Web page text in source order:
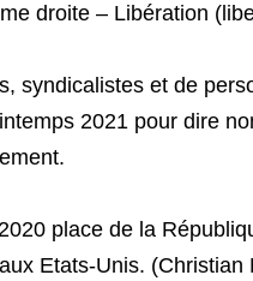
droite – Libération
syndicalistes et de
2021 pour dire
place de la
Etats-Unis. (Christian